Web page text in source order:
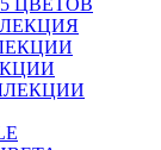
ЦВЕТОВ